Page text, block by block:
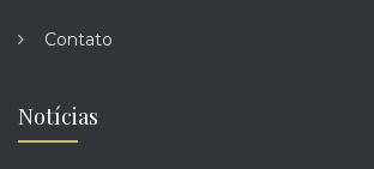
Contato
Notícias